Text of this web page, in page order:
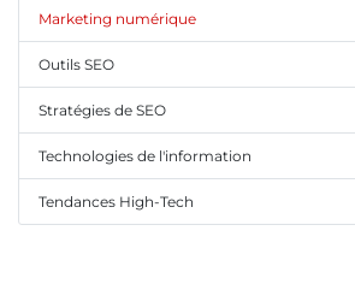
Marketing numérique
Outils SEO
Stratégies de SEO
Technologies de l'information
Tendances High-Tech